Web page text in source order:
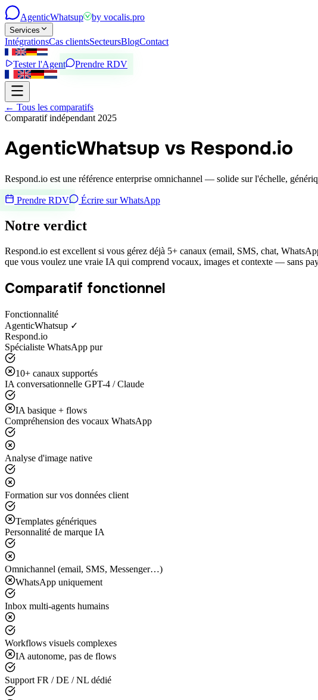
AgenticWhatsup by vocalis.pro
Services
IntégrationsCas clientsSecteursBlogContact
Tester l'Agent Prendre RDV
← Tous les comparatifs
Comparatif indépendant 2025
AgenticWhatsup vs Respond.io
Respond.io est une référence enterprise omnichannel — solide sur l'échelle,
Prendre RDV Écrire sur WhatsApp
Notre verdict
Respond.io est excellent si vous gérez déjà 5+ canaux (email, SMS, chat,
que vous voulez une vraie IA qui comprend vocaux, images et contexte — sans
Comparatif fonctionnel
Fonctionnalité
AgenticWhatsup ✓
Respond.io
Spécialiste WhatsApp pur
10+ canaux supportés
IA conversationnelle GPT-4 / Claude
IA basique + flows
Compréhension des vocaux WhatsApp
Analyse d'image native
Formation sur vos données client
Templates génériques
Personnalité de marque IA
Omnichannel (email, SMS, Messenger…)
WhatsApp uniquement
Inbox multi-agents humains
Workflows visuels complexes
IA autonome, pas de flows
Support FR / DE / NL dédié